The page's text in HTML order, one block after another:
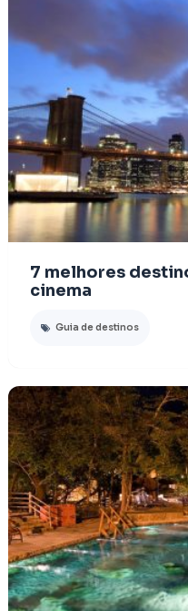
7 melhores
cinema
Guia de destinos